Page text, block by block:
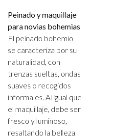
Peinado y maquillaje
para novias bohemias
El peinado bohemio
se caracteriza por su
naturalidad, con
trenzas sueltas, ondas
suaves o recogidos
informales. Al igual que
el maquillaje, debe ser
fresco y luminoso,
resaltando la belleza